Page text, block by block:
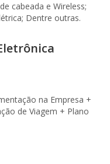
cabeada e Wireless;
Dentre outras.
na Empresa +
de Viagem + Plano